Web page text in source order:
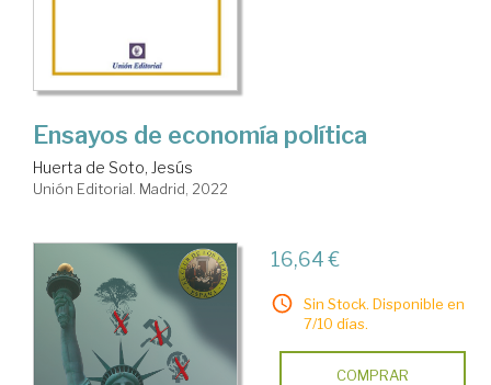
Ensayos de economía política
Huerta de Soto, Jesús
Unión Editorial. Madrid, 2022
16,64 €
Sin Stock. Disponible en
7/10 días.
COMPRAR